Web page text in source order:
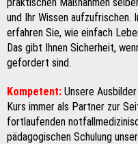
und Ihr Wissen aufzufrischen.
erfahren Sie, wie einfach
Das gibt Ihnen Sicherheit,
gefordert sind.
Kompetent: Unsere
Kurs immer als Partner zur
fortlaufenden
pädagogischen Schulung